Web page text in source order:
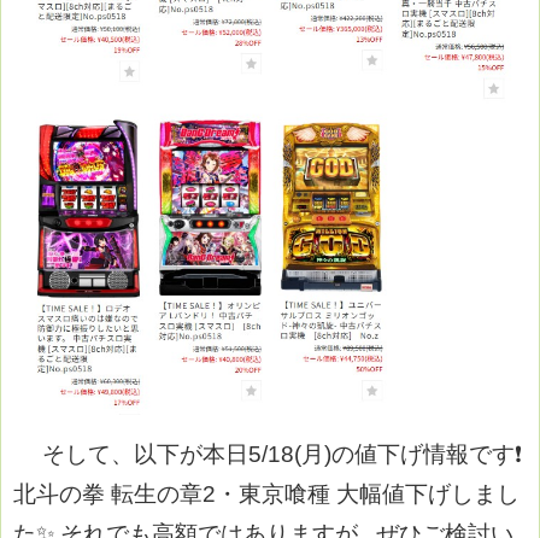
そして、以下が本日5/18(月)の値下げ情報です❗
北斗の拳 転生の章2・東京喰種 大幅値下げしまし